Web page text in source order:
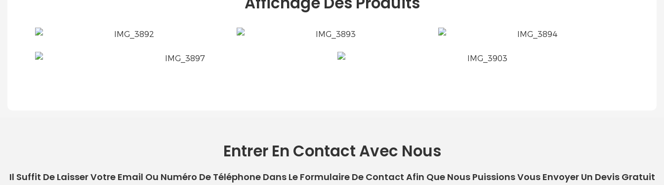
Entrer En Contact Avec Nous
Il Suffit De Laisser Votre Email Ou Numéro De Téléphone Dans Le Formulaire De Contact Afin Que Nous Puissions Vous Envoyer Un Devis Gratuit